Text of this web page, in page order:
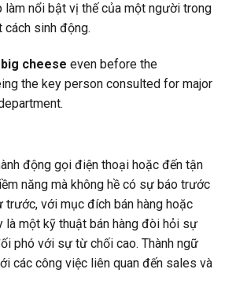
làm nổi bật vị thế của một người trong
cách sinh động.
cheese even before the
the key person consulted for major
động gọi điện thoại hoặc đến tận
năng mà không hề có sự báo trước
trước, với mục đích bán hàng hoặc
là một kỹ thuật bán hàng đòi hỏi sự
phó với sự từ chối cao. Thành ngữ
các công việc liên quan đến sales và